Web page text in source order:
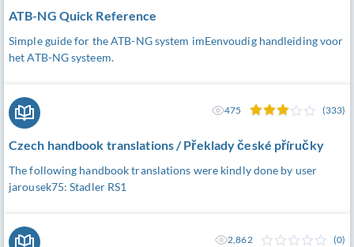
ATB-NG Quick Reference
Simple guide for the ATB-NG system imEenvoudig handleiding voor
het ATB-NG systeem.
Czech handbook translations / Překlady české příručky
The following handbook translations were kindly done by user
jarousek75: Stadler RS1
475 (333)
2,862 (0)